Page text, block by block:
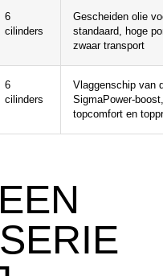
6
cilinders
Gescheiden olie
standaard, hoge
zwaar transport
6
cilinders
Vlaggenschip van
SigmaPower-
topcomfort en